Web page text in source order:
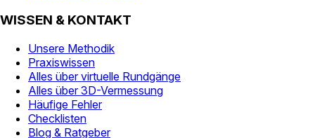
WISSEN & KONTAKT
Unsere Methodik
Praxiswissen
Alles über virtuelle Rundgänge
Alles über 3D-Vermessung
Häufige Fehler
Checklisten
Blog & Ratgeber